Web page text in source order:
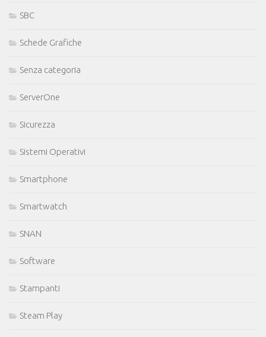
SBC
Schede Grafiche
Senza categoria
ServerOne
Sicurezza
Sistemi Operativi
Smartphone
Smartwatch
SNAN
Software
Stampanti
Steam Play